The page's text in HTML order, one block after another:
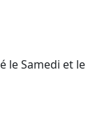
le Samedi et le